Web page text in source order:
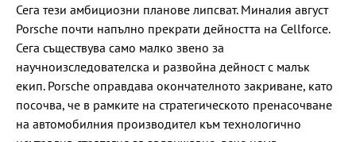
Сега тези амбициозни планове липсват. Миналия август
Porsche почти напълно прекрати дейността на Cellforce.
Сега съществува само малко звено за
научноизследователска и развойна дейност с малък
екип. Porsche оправдава окончателното закриване, като
посочва, че в рамките на стратегическото пренасочване
на автомобилния производител към технологично